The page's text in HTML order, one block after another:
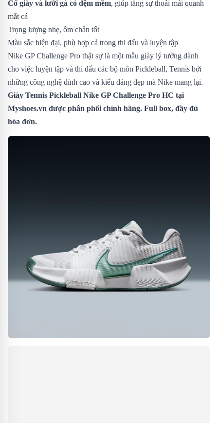
Cổ giày và lưỡi gà có đệm mềm, giúp tăng sự thoải mái quanh
mắt cá
Trọng lượng nhẹ, ôm chân tốt
Màu sắc hiện đại, phù hợp cả trong thi đấu và luyện tập
Nike GP Challenge Pro thật sự là một mẫu giày lý tưởng dành
cho việc luyện tập và thi đấu các bộ môn Pickleball, Tennis bởi
những công nghệ đỉnh cao và kiểu dáng đẹp mà Nike mang lại.
Giày Tennis Pickleball Nike GP Challenge Pro HC tại
Myshoes.vn được phân phối chính hãng. Full box, đầy đủ
hóa đơn.